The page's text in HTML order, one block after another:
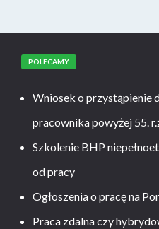
POLECAMY
Wniosek o przystąpienie
pracownika powyżej 55.
Szkolenie BHP
od pracy
Ogłoszenia o pracę na
Praca zdalna czy